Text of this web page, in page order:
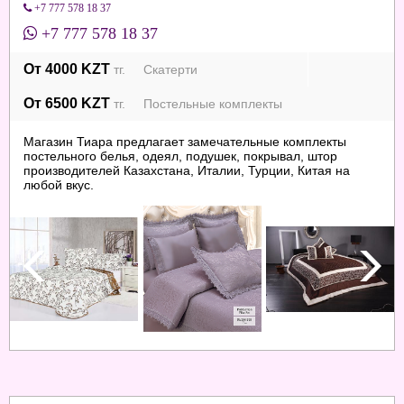
+7 777 578 18 37
+7 777 578 18 37
От 4000 KZT тг. Скатерти
От 6500 KZT тг. Постельные комплекты
Магазин Тиара предлагает замечательные комплекты
постельного белья, одеял, подушек, покрывал, штор
производителей Казахстана, Италии, Турции, Китая на
любой вкус.